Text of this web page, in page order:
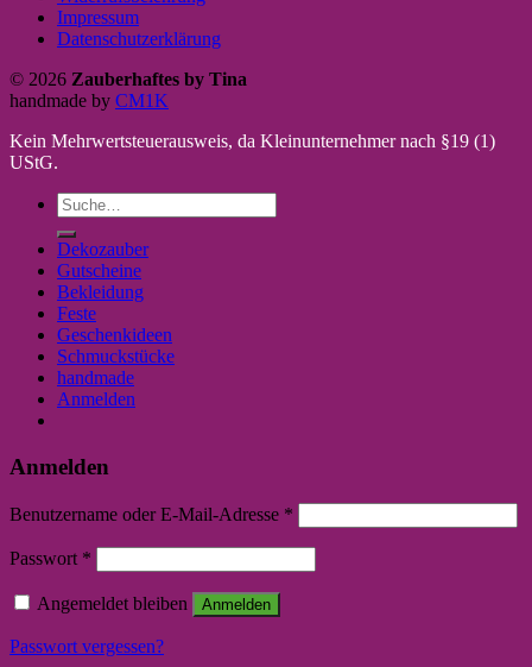
Impressum
Datenschutzerklärung
© 2026 Zauberhaftes by Tina
handmade by CM1K
Kein Mehrwertsteuerausweis, da Kleinunternehmer nach §19 (1)
UStG.
Suche
nach:
Dekozauber
Gutscheine
Bekleidung
Feste
Geschenkideen
Schmuckstücke
handmade
Anmelden
Anmelden
Benutzername oder E-Mail-Adresse *
Passwort *
Angemeldet bleiben Anmelden
Passwort vergessen?